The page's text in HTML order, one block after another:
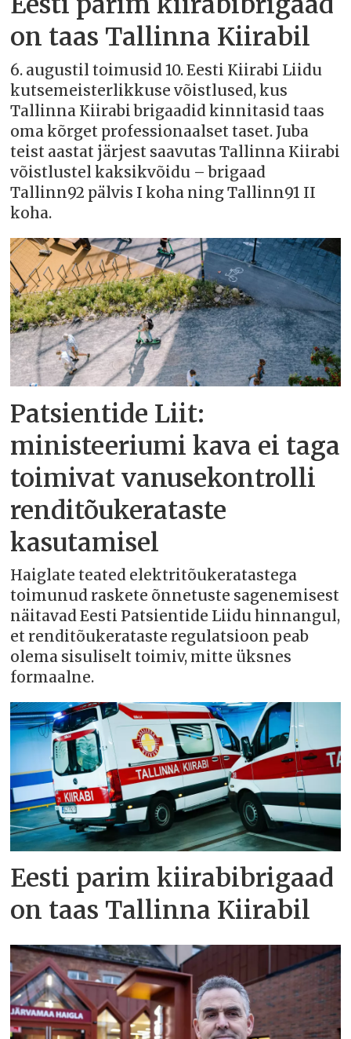
on taas Tallinna Kiirabil
6. augustil toimusid 10. Eesti Kiirabi Liidu
kutsemeisterlikkuse võistlused, kus
Tallinna Kiirabi brigaadid kinnitasid taas
oma kõrget professionaalset taset. Juba
teist aastat järjest saavutas Tallinna Kiirabi
võistlustel kaksikvõidu – brigaad
Tallinn92 pälvis I koha ning Tallinn91 II
koha.
Patsientide Liit:
ministeeriumi kava ei taga
toimivat vanusekontrolli
renditõukerataste
kasutamisel
Haiglate teated elektritõukeratastega
toimunud raskete õnnetuste sagenemisest
näitavad Eesti Patsientide Liidu hinnangul,
et renditõukerataste regulatsioon peab
olema sisuliselt toimiv, mitte üksnes
formaalne.
Eesti parim kiirabibrigaad
on taas Tallinna Kiirabil